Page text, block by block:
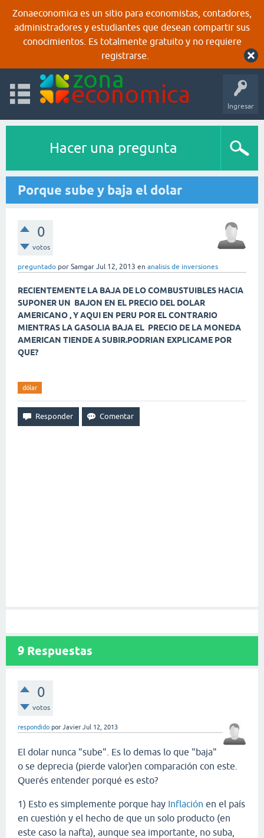
Zonaeconomica es un sitio para economistas, contadores,
administradores y estudiantes que desean compartir sus
conocimientos. Es totalmente gratuito y no requiere
registrarse.
Ingresar
Hacer una pregunta
Porque sube y baja el dolar
0
votos
preguntado por Samgar Jul 12, 2013 en analisis de inversiones
RECIENTEMENTE LA BAJA DE LO COMBUSTUIBLES HACIA
SUPONER UN BAJON EN EL PRECIO DEL DOLAR
AMERICANO , Y AQUI EN PERU POR EL CONTRARIO
MIENTRAS LA GASOLIA BAJA EL PRECIO DE LA MONEDA
AMERICAN TIENDE A SUBIR.PODRIAN EXPLICAME POR
QUE?
dólar
9 Respuestas
0
votos
respondido por Javier Jul 12, 2013
El dolar nunca "sube". Es lo demas lo que "baja"
o se deprecia (pierde valor)en comparación con este.
Querés entender porqué es esto?
1) Esto es simplemente porque hay Inflación en el país
en cuestión y el hecho de que un solo producto (en
este caso la nafta), aunque sea importante, no suba,